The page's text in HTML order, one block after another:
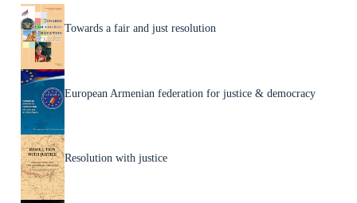
Towards a fair and just resolution
European Armenian federation for justice & democracy
Resolution with justice